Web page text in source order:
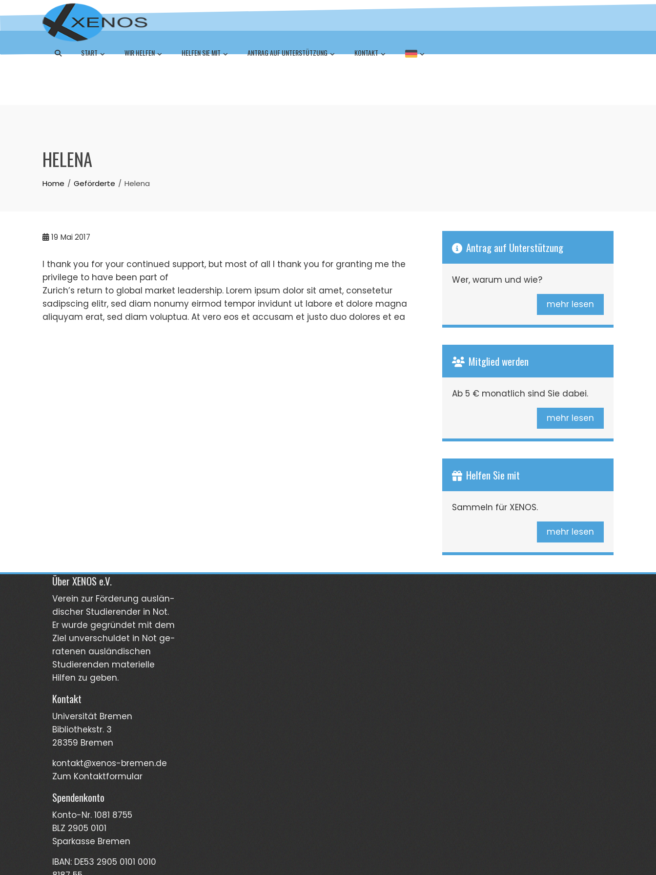
START WIR HELFEN HELFEN SIE MIT ANTRAG AUF UNTERSTÜTZUNG KONTAKT
HELENA
Home Geförderte Helena
19 Mai 2017
I thank you for your continued support, but most of all I thank you for granting me the
privilege to have been part of
Zurich’s return to global market leadership. Lorem ipsum dolor sit amet, consetetur
sadipscing elitr, sed diam nonumy eirmod tempor invidunt ut labore et dolore magna
aliquyam erat, sed diam voluptua. At vero eos et accusam et justo duo dolores et ea
Antrag auf Unterstützung
Wer, warum und wie?
mehr lesen
Mitglied werden
Ab 5 € monatlich sind Sie dabei.
mehr lesen
Helfen Sie mit
Sammeln für XENOS.
mehr lesen
Über XENOS e.V.
Verein zur För­derung aus­län­
discher Stu­dierender in Not.
Er wurde gegründet mit dem
Ziel unver­schuldet in Not ge­
ra­tenen aus­län­dischen
Stud­ierenden materi­elle
Hilfen zu geben.
Kontakt
Universität Bremen
Bibliothekstr. 3
28359 Bremen
kontakt@xenos-bremen.de
Zum Kontaktformular
Spendenkonto
Konto-Nr. 1081 8755
BLZ 2905 0101
Sparkasse Bremen
IBAN: DE53 2905 0101 0010